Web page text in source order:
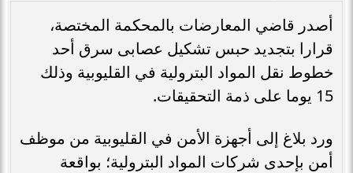
أصدر قاضي المعارضات بالمحكمة المختصة،
قرارا بتجديد حبس تشكيل عصابى سرق أحد
خطوط نقل المواد البترولية في القليوبية وذلك
15 يوما على ذمة التحقيقات.
ورد بلاغ إلى أجهزة الأمن في القليوبية من موظف
أمن بإحدى شركات المواد البترولية؛ بواقعة